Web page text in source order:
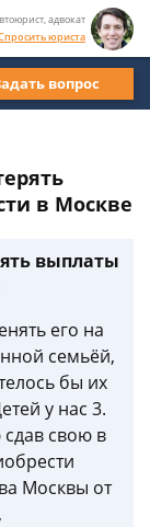
адвокат
юриста
вопрос
в Москве
выплаты
его на
семьёй,
бы их
у нас 3.
свою в
Москвы от